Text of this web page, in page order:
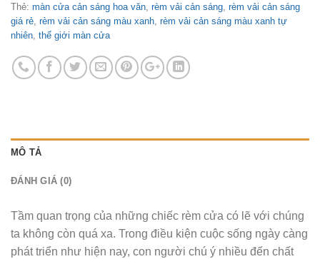
Thẻ: màn cửa cản sáng hoa văn rèm vải cản sáng rèm vải cản sáng
giá rẻ rèm vải cản sáng màu xanh rèm vải cản sáng màu xanh tự
nhiên thế giới màn cửa
MÔ TẢ
ĐÁNH GIÁ (0)
Tầm quan trọng của những chiếc rèm cửa có lẽ với chúng
ta không còn quá xa. Trong điều kiện cuộc sống ngày càng
phát triển như hiện nay, con người chú ý nhiều đến chất